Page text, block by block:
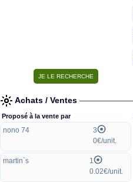
Achats / Ventes
Proposé à la vente par
nono 74
3
0€/unit.
martin`s
1
0.02€/unit.